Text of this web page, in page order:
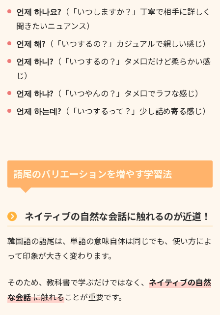
언제 하나요? （「いつしますか？」丁寧で相手に詳しく
聞きたいニュアンス）
언제 해? （「いつするの？」カジュアルで親しい感じ）
언제 하니? （「いつするの？」タメ口だけど柔らかい感
じ）
언제 하냐? （「いつやんの？」タメ口でラフな感じ）
언제 하는데? （「いつするって？」少し詰め寄る感じ）
語尾のバリエーションを増やす学習法
ネイティブの自然な会話に触れるのが近道！
韓国語の語尾は、単語の意味自体は同じでも、使い方によ
って印象が大きく変わります。
そのため、教科書で学ぶだけではなく、 ネイティブの自然
な会話に触れることが重要です。